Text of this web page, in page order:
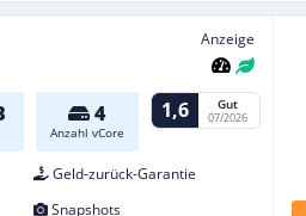
Anzeige
4
Anzahl vCore
1,6 Gut
07/2026
Geld-zurück-Garantie
Snapshots